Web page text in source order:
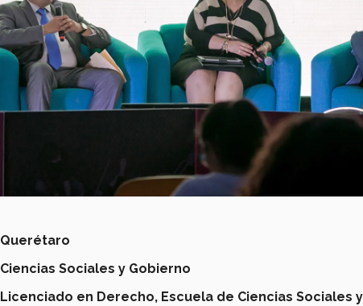
Querétaro
Ciencias Sociales y Gobierno
Licenciado en Derecho, Escuela de Ciencias Sociales